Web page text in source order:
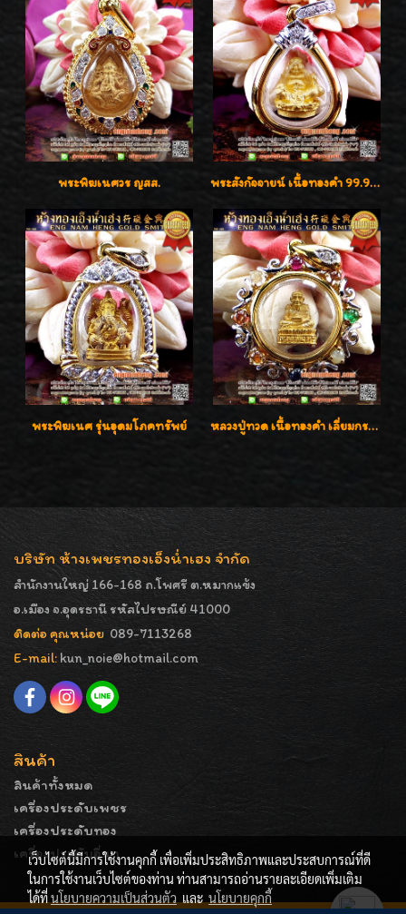
พระพิฆเนศวร ญสส. พระสังกัจจายน์ เนื้อทองคำ 99.99%
พระพิฆเนศ รุ่นอุดมโภคทรัพย์ หลวงปู่ทวด เนื้อทองคำ เลี่ยมกรอบทองคำประดับเพชรแท้และพลอยนพเก้า น่ารักมากๆค่ะ
บริษัท ห้างเพชรทองเอ็งน่ำเฮง จำกัด
สำนักงานใหญ่ 166-168 ถ.โพศรี ต.หมากแข้ง
อ.เมือง จ.อุดรธานี รหัสไปรษณีย์ 41000
ติดต่อ คุณหน่อย 089-7113268
E-mail: kun_noie@hotmail.com
สินค้า
สินค้าทั้งหมด
เครื่องประดับเพชร
เครื่องประดับทอง
เครื่องประดับอื่นๆ
เว็บไซต์นี้มีการใช้งานคุกกี้ เพื่อเพิ่มประสิทธิภาพและประสบการณ์ที่ดี
ในการใช้งานเว็บไซต์ของท่าน ท่านสามารถอ่านรายละเอียดเพิ่มเติม
ได้ที่นโยบายความเป็นส่วนตัว และ นโยบายคุกกี้